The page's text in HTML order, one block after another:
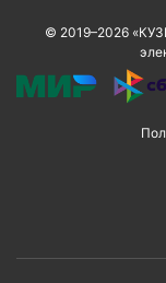
© 2019–2026